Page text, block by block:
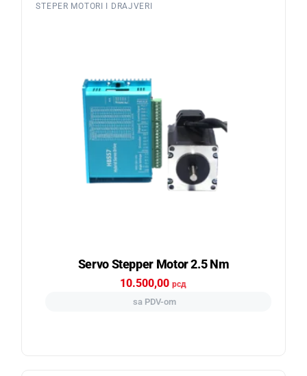
STEPER MOTORI I DRAJVERI
Servo Stepper Motor 2.5 Nm
10.500,00рсд
sa PDV-om